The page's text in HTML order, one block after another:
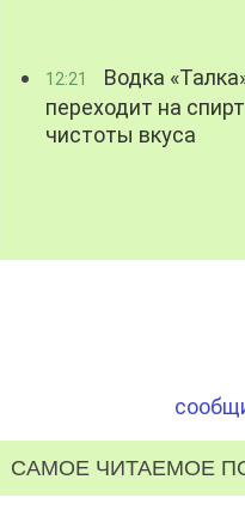
12:21
Водка
переходит на
чистоты вкуса
САМОЕ ЧИТАЕМОЕ